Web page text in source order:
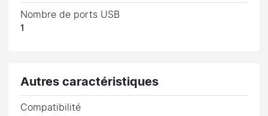
Nombre de ports USB
1
Autres caractéristiques
Compatibilité